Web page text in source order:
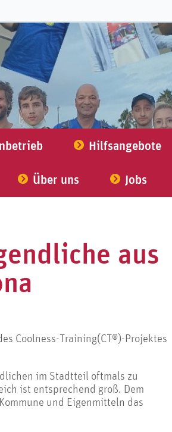
Hilfsangebote
Über uns Jobs
aus
Coolness-Training(CT®)-Projektes
im Stadtteil oftmals zu
ist entsprechend groß. Dem
und Eigenmitteln das